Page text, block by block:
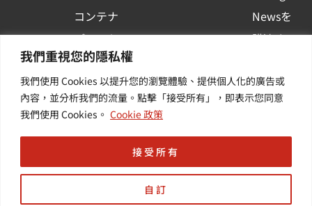
我們重視您的隱私權
我們使用 Cookies 以提升您的瀏覽體驗、提供個人化的廣告或
內容，並分析我們的流量。點擊「接受所有」，即表示您同意
我們使用 Cookies。 Cookie 政策
自訂
接受所有
コンテナ
プラット
フォーム
活用
その他・
Newsを
購読する
イベント
や業界情